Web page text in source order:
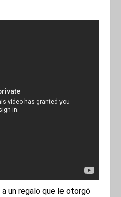
un regalo que le otorgó